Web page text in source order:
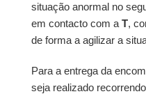
situação anormal no
em contacto com a T,
de forma a agilizar a
Para a entrega da
seja realizado